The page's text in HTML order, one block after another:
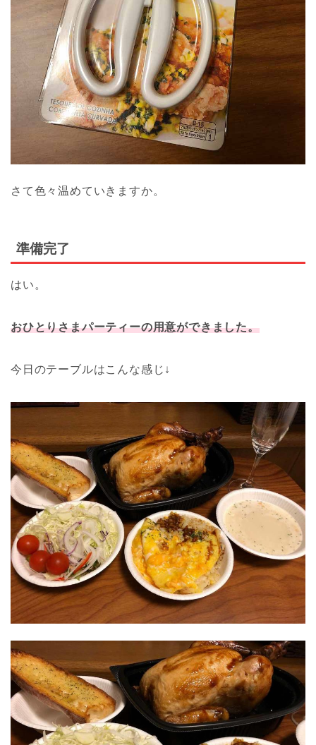
さて色々温めていきますか。
準備完了
はい。
おひとりさまパーティーの用意ができました。
今日のテーブルはこんな感じ↓